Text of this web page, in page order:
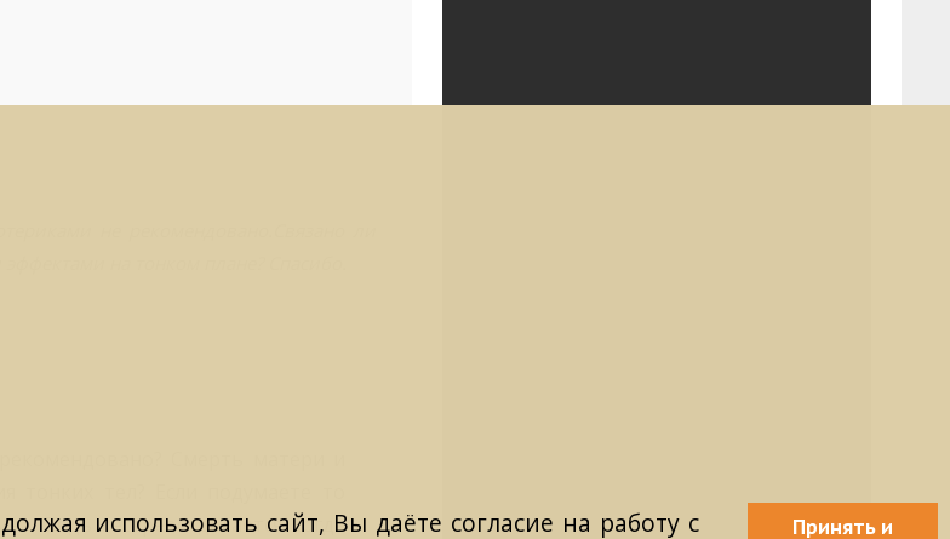
Ведь кесарево делается когда
использовать сайт, Вы даёте согласие на работу с
Принять и